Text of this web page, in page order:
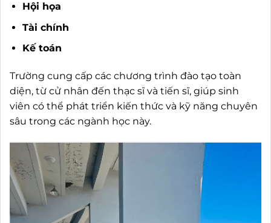
Hội họa
Tài chính
Kế toán
Trường cung cấp các chương trình đào tạo toàn
diện, từ cử nhân đến thạc sĩ và tiến sĩ, giúp sinh
viên có thể phát triển kiến thức và kỹ năng chuyên
sâu trong các ngành học này.